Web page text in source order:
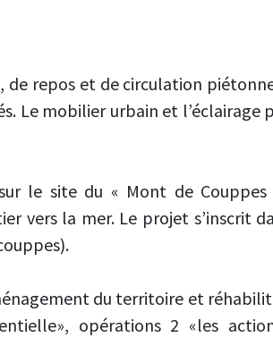
de repos et de circulation
Le mobilier urbain et l’éclairage
le site du « Mont de Couppes
vers la mer. Le projet s’inscrit
du territoire et
opérations 2 «les